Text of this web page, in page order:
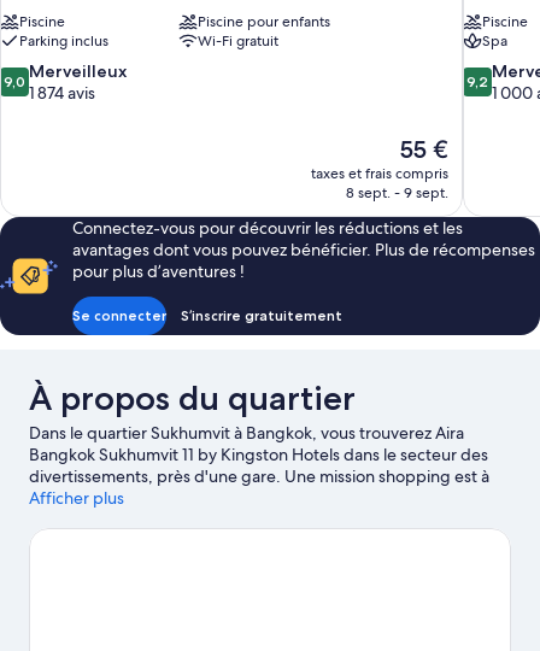
Piscine
Piscine pour enfants
Parking inclus
Wi-Fi gratuit
9.0
sur
9,0 Merveilleux
1 874 avis
Le
nouveau
prix
de
55 €
55 €
taxes et frais compris
8 sept. - 9 sept.
Piscine
Spa
9.2
sur
9,2
1 000
Connectez-vous pour découvrir les réductions et les
avantages dont vous pouvez bénéficier. Plus de récompenses
pour plus d’aventures !
Se connecter S’inscrire gratuitement
À propos du quartier
Dans le quartier Sukhumvit à Bangkok, vous trouverez Aira
Bangkok Sukhumvit 11 by Kingston Hotels dans le secteur des
divertissements, près d'une gare. Une mission shopping est à
l'ordre du jour ? Dirigez-vous vers les célèbres Centre
activité toute autre, mais tout aussi sympathique,
Afficher plus